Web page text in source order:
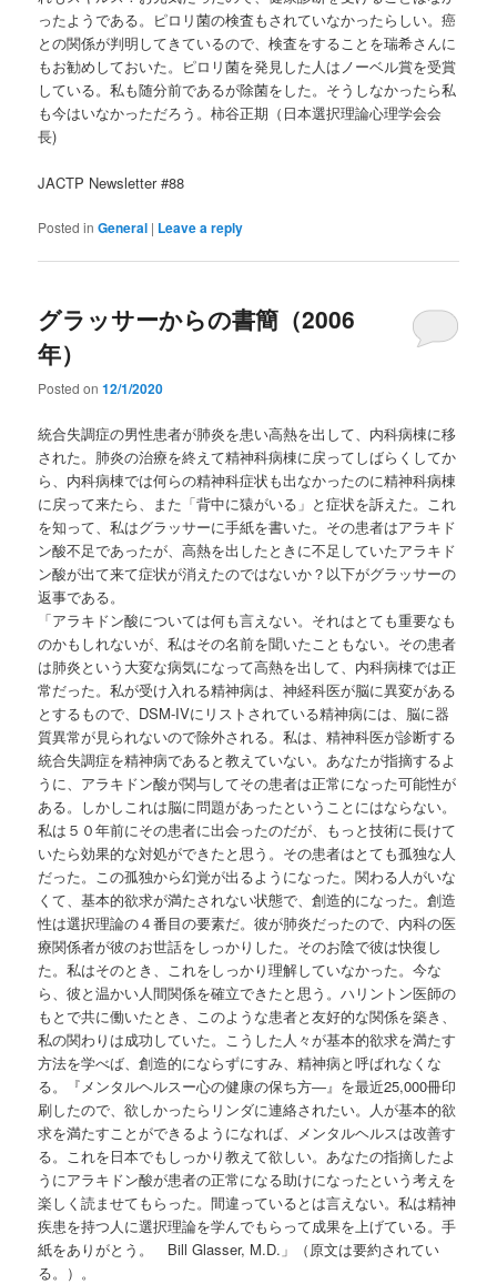
ったようである。ピロリ菌の検査もされていなかったらしい。癌
との関係が判明してきているので、検査をすることを瑞希さんに
もお勧めしておいた。ピロリ菌を発見した人はノーベル賞を受賞
している。私も随分前であるが除菌をした。そうしなかったら私
も今はいなかっただろう。柿谷正期（日本選択理論心理学会会
長)
JACTP Newsletter #88
Posted in General | Leave a reply
グラッサーからの書簡（2006
年）
Posted on12/1/2020
統合失調症の男性患者が肺炎を患い高熱を出して、内科病棟に移
された。肺炎の治療を終えて精神科病棟に戻ってしばらくしてか
ら、内科病棟では何らの精神科症状も出なかったのに精神科病棟
に戻って来たら、また「背中に猿がいる」と症状を訴えた。これ
を知って、私はグラッサーに手紙を書いた。その患者はアラキド
ン酸不足であったが、高熱を出したときに不足していたアラキド
ン酸が出て来て症状が消えたのではないか？以下がグラッサーの
返事である。
「アラキドン酸については何も言えない。それはとても重要なも
のかもしれないが、私はその名前を聞いたこともない。その患者
は肺炎という大変な病気になって高熱を出して、内科病棟では正
常だった。私が受け入れる精神病は、神経科医が脳に異変がある
とするもので、DSM-IVにリストされている精神病には、脳に器
質異常が見られないので除外される。私は、精神科医が診断する
統合失調症を精神病であると教えていない。あなたが指摘するよ
うに、アラキドン酸が関与してその患者は正常になった可能性が
ある。しかしこれは脳に問題があったということにはならない。
私は５０年前にその患者に出会ったのだが、もっと技術に長けて
いたら効果的な対処ができたと思う。その患者はとても孤独な人
だった。この孤独から幻覚が出るようになった。関わる人がいな
くて、基本的欲求が満たされない状態で、創造的になった。創造
性は選択理論の４番目の要素だ。彼が肺炎だったので、内科の医
療関係者が彼のお世話をしっかりした。そのお陰で彼は快復し
た。私はそのとき、これをしっかり理解していなかった。今な
ら、彼と温かい人間関係を確立できたと思う。ハリントン医師の
もとで共に働いたとき、このような患者と友好的な関係を築き、
私の関わりは成功していた。こうした人々が基本的欲求を満たす
方法を学べば、創造的にならずにすみ、精神病と呼ばれなくな
る。『メンタルヘルスー心の健康の保ち方―』を最近25,000冊印
刷したので、欲しかったらリンダに連絡されたい。人が基本的欲
求を満たすことができるようになれば、メンタルヘルスは改善す
る。これを日本でもしっかり教えて欲しい。あなたの指摘したよ
うにアラキドン酸が患者の正常になる助けになったという考えを
楽しく読ませてもらった。間違っているとは言えない。私は精神
疾患を持つ人に選択理論を学んでもらって成果を上げている。手
紙をありがとう。 Bill Glasser, M.D.」（原文は要約されてい
る。）。